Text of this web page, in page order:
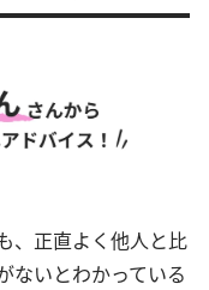
、正直よく他人と比
ないとわかっている